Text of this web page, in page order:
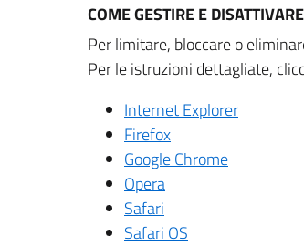
COME GESTIRE E
Per limitare, bloccare o
Per le istruzioni dettagliate,
Internet Explorer
Firefox
Google Chrome
Opera
Safari
Safari OS